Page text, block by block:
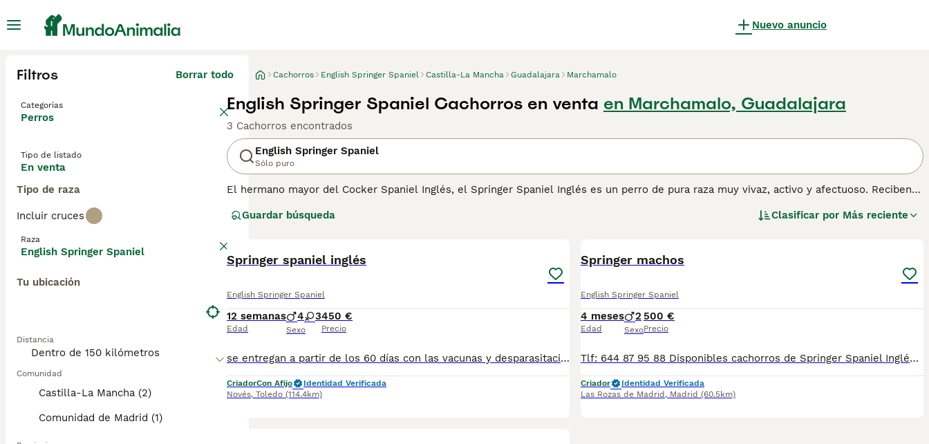
Nuevo anuncio
Filtros Borrar todo
Categorías
Perros
Tipo de listado
En venta
Tipo de raza
Incluir cruces
Raza
English Springer Spaniel
Tu ubicación
Distancia
Comunidad
Castilla-La Mancha (2)
Comunidad de Madrid (1)
Cachorros English Springer Spaniel Castilla-La Mancha Guadalajara Marchamalo
English Springer Spaniel Cachorros en venta en Marchamalo, Guadalajara
3 Cachorros encontrados
English Springer Spaniel
Sólo puro
El hermano mayor del Cocker Spaniel Inglés, el Springer Spaniel Inglés es un perro de pura raza muy vivaz, activo y afectuoso. Reciben
conocido por su resistencia, por su trabajo incansable durante todo el día en condiciones difíciles antes de volver a casa con la familia
Lee nuestrapágina de consejos de compra de Springer Spaniel Inglés para obtener información sobre esta raza de perro.
Guardar búsqueda Clasificar por Más reciente
Springer spaniel inglés
English Springer Spaniel
12 semanas
Edad
4 3
Sexo
450 €
Precio
se entregan a partir de los 60 días con las vacunas y desparasitaciones correspondientes a su edad. llámenos y le mandamos la información necesaria
CriadorCon Afijo
Identidad Verificada
Novés, Toledo (114.4km)
Springer machos
English Springer Spaniel
4 meses
Edad
2
Sexo
500 €
Precio
Tlf: 644 87 95 88 Disponibles cachorros de Springer Spaniel Inglés criados con dedicación y cuidados desde el nacimiento. Bien socializados, acostumbrados al contacto diario y con carácter alegre, equilibrado y muy cariñoso. Padres con buena morfología y excelente temperamento, típicos de esta raza activa, inteligente y familiar. Se entregan: * Desparasitados interna y externamente * Con mínimo dos vacunas * Pasaporte veterinario * Microchip * Contrato de venta y asesoramiento Raza ideal para personas activas y familias que buscan un perro fiel, obediente y muy sociable. Destacan por su inteligencia y facilidad de aprendizaje. Enviamos a toda España y gestionamos toda la documentación necesaria para Baleares y Canarias. Para más información, fotos o reservas, contactar por teléfono o mensaje. Solo personas responsables.
Criador
Identidad Verificada
Las Rozas de Madrid , Madrid (60.5km)